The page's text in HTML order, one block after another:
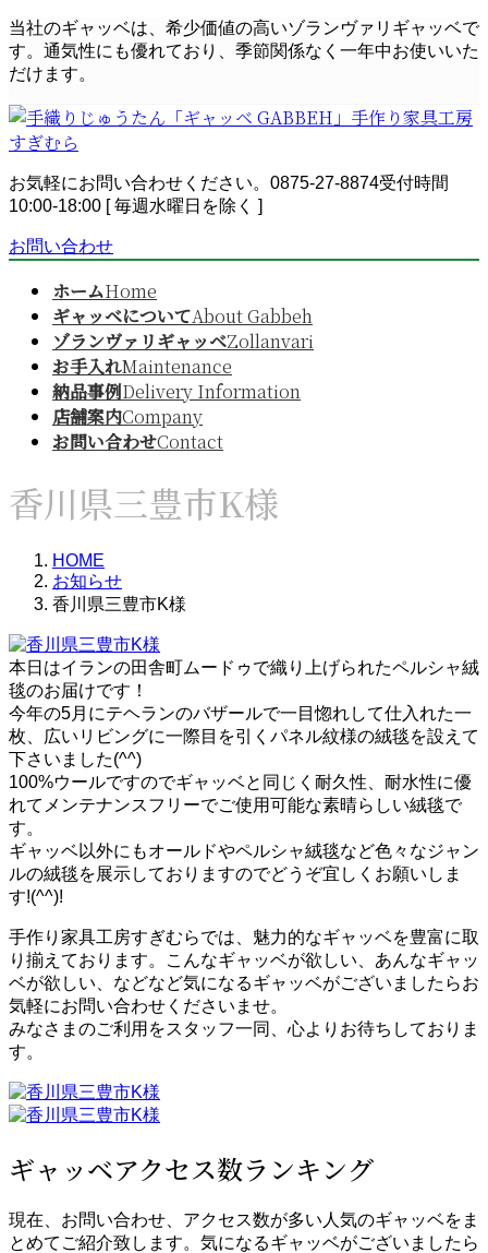
コ
ン
テ
ツ
へ
キ
ッ
ナ
ビ
ゲ
シ
ョ
に
移
当社のギャッベは、希少価値の高いゾランヴァリギャッベで
す。通気性にも優れており、季節関係なく一年中お使いいた
だけます。
お気軽にお問い合わせください。 0875-27-8874受付時間
10:00-18:00 [ 毎週水曜日を除く ]
お問い合わせ
ホームHome
ギャッベについてAbout Gabbeh
ゾランヴァリギャッベZollanvari
お手入れMaintenance
納品事例Delivery Information
店舗案内Company
お問い合わせContact
香川県三豊市K様
HOME
お知らせ
香川県三豊市K様
本日はイランの田舎町ムードゥで織り上げられたペルシャ絨
毯のお届けです！
今年の5月にテヘランのバザールで一目惚れして仕入れた一
枚、広いリビングに一際目を引くパネル紋様の絨毯を設えて
下さいました(^^)
100%ウールですのでギャッベと同じく耐久性、耐水性に優
れてメンテナンスフリーでご使用可能な素晴らしい絨毯で
す。
ギャッベ以外にもオールドやペルシャ絨毯など色々なジャン
ルの絨毯を展示しておりますのでどうぞ宜しくお願いしま
す!(^^)!
手作り家具工房すぎむらでは、魅力的なギャッベを豊富に取
り揃えております。こんなギャッベが欲しい、あんなギャッ
ベが欲しい、などなど気になるギャッベがございましたらお
気軽にお問い合わせくださいませ。
みなさまのご利用をスタッフ一同、心よりお待ちしておりま
す。
ギャッベアクセス数ランキング
現在、お問い合わせ、アクセス数が多い人気のギャッベをま
とめてご紹介致します。気になるギャッベがございましたら